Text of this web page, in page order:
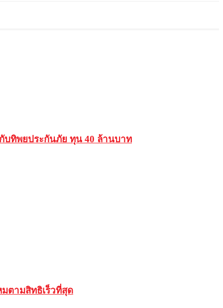
บทิพยประกันภัย ทุน 40 ล้านบาท
ตามสิทธิเร็วที่สุด